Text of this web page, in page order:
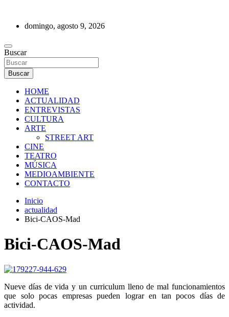
contenidodomingo, agosto 9, 2026
REVISTA DE PRENSA
Buscar
Buscar
HOME
ACTUALIDAD
ENTREVISTAS
CULTURA
ARTE
STREET ART
CINE
TEATRO
MÚSICA
MEDIOAMBIENTE
CONTACTO
Inicio
actualidad
Bici-CAOS-Mad
Bici-CAOS-Mad
Nueve días de vida y un curriculum lleno de mal funcionamientos
que solo pocas empresas pueden lograr en tan pocos días de
actividad.